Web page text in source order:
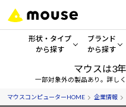
形状・タイプ
から探す
形状・タイプから探す を
デスクトップPC
ブランド
から探す
mouse
G TUNE
マウスは3
一部対象外の製品あり。詳し
マウスコンピューターHOME 企業情報